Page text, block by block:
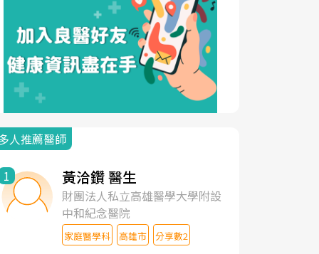
人推薦醫師
1 黃洽鑽 醫生
財團法人私立高雄醫學大學附設
中和紀念醫院
家庭醫學科 高雄市 分享數2